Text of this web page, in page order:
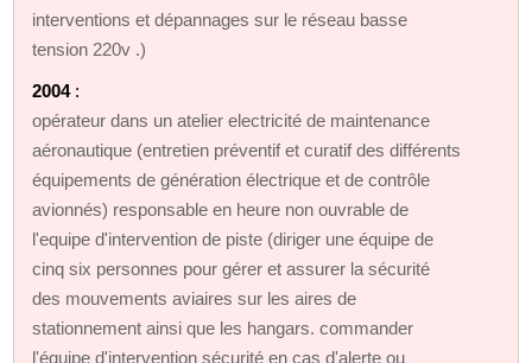
interventions et dépannages sur le réseau basse
tension 220v .)
2004:
opérateur dans un atelier electricité de maintenance
aéronautique (entretien préventif et curatif des différents
équipements de génération électrique et de contrôle
avionnés) responsable en heure non ouvrable de
l'equipe d'intervention de piste (diriger une équipe de
cinq six personnes pour gérer et assurer la sécurité
des mouvements aviaires sur les aires de
stationnement ainsi que les hangars. commander
l'équipe d'intervention sécurité en cas d'alerte ou